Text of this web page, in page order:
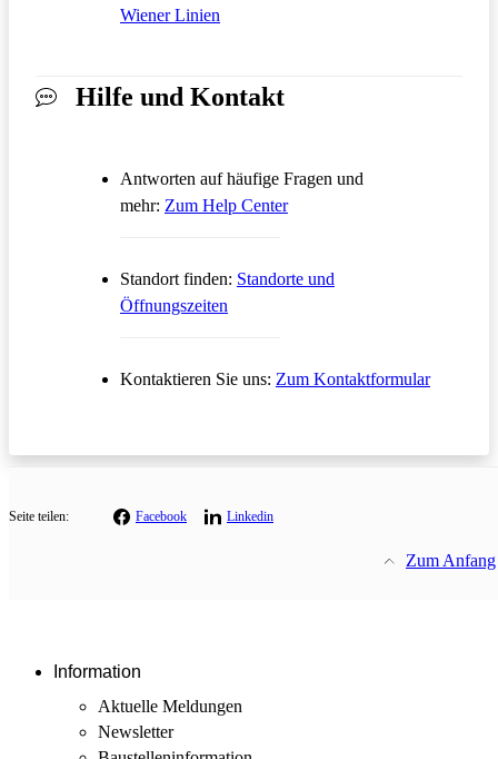
Wiener Linien
Hilfe und Kontakt
Antworten auf häufige Fragen und
mehr: Zum Help CenterÖffnet in einem neuen Tab
Standort finden: Standorte und
Öffnungszeiten
Kontaktieren Sie uns: Zum KontaktformularÖffnet in
Seite teilen: Facebook Linkedin
Zum Anfang
Information
Aktuelle Meldungen
Newsletter